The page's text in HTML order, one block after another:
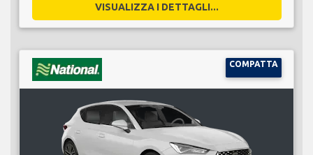
VISUALIZZA I DETTAGLI...
COMPATTA